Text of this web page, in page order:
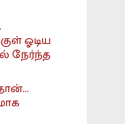
ஓடிய
நேர்ந்த